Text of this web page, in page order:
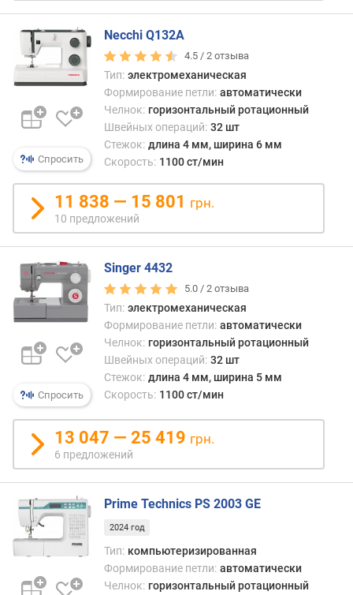
не
п.
и
о
д
е
ш
в
ы
к
о
г
и
м
о
д
о
р
о
г
и
х
к
д
е
ш
в
Спросить
Necchi Q132A
4.5 /2 отзыва
Тип: электромеханическая
Формирование петли: автоматически
Челнок: горизонтальный ротационный
Швейных операций: 32 шт
Стежок: длина 4 мм, ширина 6 мм
Скорость: 1100 ст/мин
11 838 — 15 801 грн.
10 предложений
Спросить
Singer 4432
5.0 /2 отзыва
Тип: электромеханическая
Формирование петли: автоматически
Челнок: горизонтальный ротационный
Швейных операций: 32 шт
Стежок: длина 4 мм, ширина 5 мм
Скорость: 1100 ст/мин
13 047 — 25 419 грн.
6 предложений
Prime Technics PS 2003 GE
2024 год
Тип: компьютеризированная
Формирование петли: автоматически
Челнок: горизонтальный ротационный